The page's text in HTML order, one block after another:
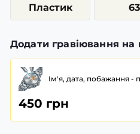
Пластик 63
Додати гравіювання на
Ім'я, дата, побажання -
450 грн